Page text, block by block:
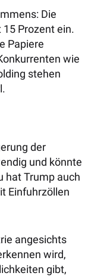
Die
Prozent ein.
Papiere
wie
stehen
der
und könnte
hat Trump auch
Einfuhrzöllen
angesichts
wird,
gibt,